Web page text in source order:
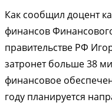
Как сообщил доцент
финансов
правительстве РФ
затронет больше 38
финансовое
году планируется